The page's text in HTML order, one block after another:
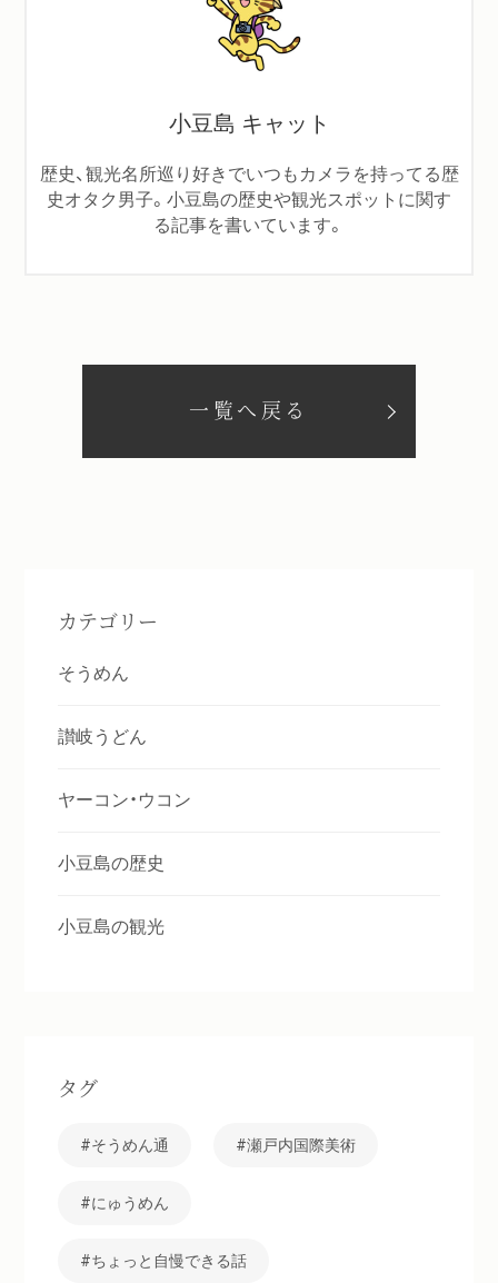
小豆島 キャット
歴史、観光名所巡り好きでいつもカメラを持ってる歴
史オタク男子。小豆島の歴史や観光スポットに関す
る記事を書いています。
一覧へ戻る
カテゴリー
そうめん
讃岐うどん
ヤーコン・ウコン
小豆島の歴史
小豆島の観光
タグ
そうめん通 瀬戸内国際美術
にゅうめん
ちょっと自慢できる話